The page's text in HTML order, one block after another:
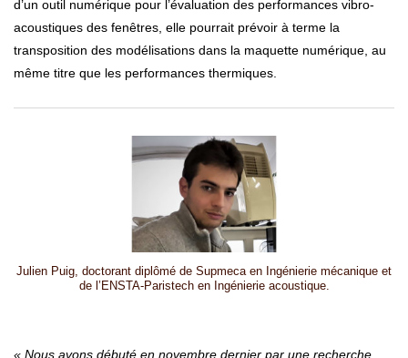
d’un outil numérique pour l’évaluation des performances vibro-
acoustiques des fenêtres, elle pourrait prévoir à terme la
transposition des modélisations dans la maquette numérique, au
même titre que les performances thermiques.
Julien Puig, doctorant diplômé de Supmeca en Ingénierie mécanique et
de l’ENSTA-Paristech en Ingénierie acoustique.
« Nous avons débuté en novembre dernier par une recherche